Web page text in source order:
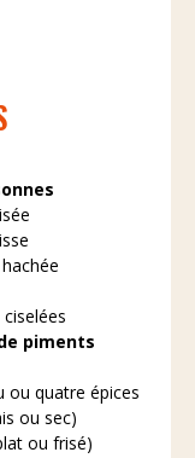
piments
ou quatre épices
ou sec)
ou frisé)